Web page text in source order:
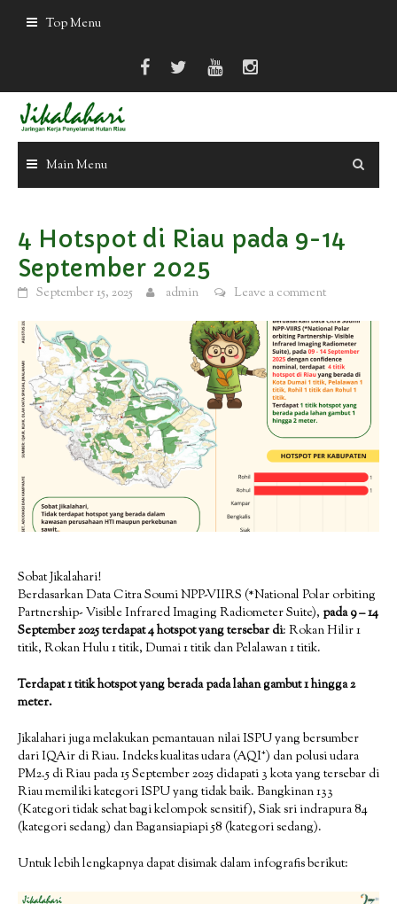
Top Menu
Main Menu
4 Hotspot di Riau pada 9-14
September 2025
September 15, 2025 admin Leave a comment
Sobat Jikalahari!
Berdasarkan Data Citra Soumi NPP-VIIRS (*National Polar orbiting
Partnership- Visible Infrared Imaging Radiometer Suite), pada 9 – 14
September 2025 terdapat 4 hotspot yang tersebar di: Rokan Hilir 1
titik, Rokan Hulu 1 titik, Dumai 1 titik dan Pelalawan 1 titik.
Terdapat 1 titik hotspot yang berada pada lahan gambut 1 hingga 2
meter.
Jikalahari juga melakukan pemantauan nilai ISPU yang bersumber
dari IQAir di Riau. Indeks kualitas udara (AQI⁺) dan polusi udara
PM2.5 di Riau pada 15 September 2025 didapati 3 kota yang tersebar di
Riau memiliki kategori ISPU yang tidak baik. Bangkinan 133
(Kategori tidak sehat bagi kelompok sensitif), Siak sri indrapura 84
(kategori sedang) dan Bagansiapiapi 58 (kategori sedang).
Untuk lebih lengkapnya dapat disimak dalam infografis berikut: